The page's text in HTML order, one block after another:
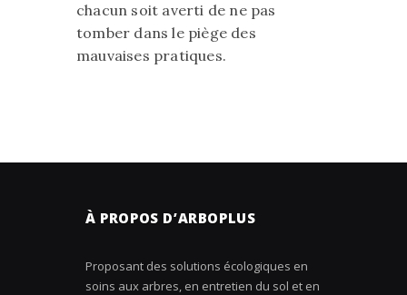
chacun soit averti de ne pas
tomber dans le piège des
mauvaises pratiques.
À PROPOS D’ARBOPLUS
Proposant des solutions écologiques en
soins aux arbres, en entretien du sol et en